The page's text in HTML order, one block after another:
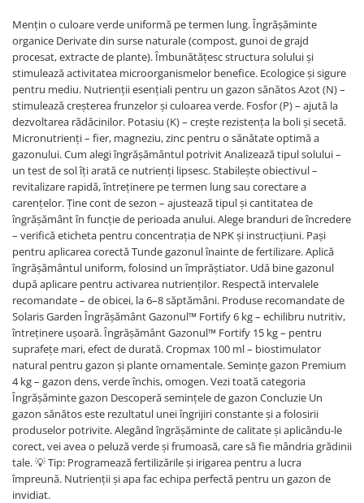
Mențin o culoare verde uniformă pe termen lung. Îngrășăminte
organice Derivate din surse naturale (compost, gunoi de grajd
procesat, extracte de plante). Îmbunătățesc structura solului și
stimulează activitatea microorganismelor benefice. Ecologice și sigure
pentru mediu. Nutrienții esențiali pentru un gazon sănătos Azot (N) –
stimulează creșterea frunzelor și culoarea verde. Fosfor (P) – ajută la
dezvoltarea rădăcinilor. Potasiu (K) – crește rezistența la boli și secetă.
Micronutrienți – fier, magneziu, zinc pentru o sănătate optimă a
gazonului. Cum alegi îngrășământul potrivit Analizează tipul solului –
un test de sol îți arată ce nutrienți lipsesc. Stabilește obiectivul –
revitalizare rapidă, întreținere pe termen lung sau corectare a
carențelor. Ține cont de sezon – ajustează tipul și cantitatea de
îngrășământ în funcție de perioada anului. Alege branduri de încredere
– verifică eticheta pentru concentrația de NPK și instrucțiuni. Pași
pentru aplicarea corectă Tunde gazonul înainte de fertilizare. Aplică
îngrășământul uniform, folosind un împrăștiator. Udă bine gazonul
după aplicare pentru activarea nutrienților. Respectă intervalele
recomandate – de obicei, la 6–8 săptămâni. Produse recomandate de
Solaris Garden Îngrășământ Gazonul™ Fortify 6 kg – echilibru nutritiv,
întreținere ușoară. Îngrășământ Gazonul™ Fortify 15 kg – pentru
suprafețe mari, efect de durată. Cropmax 100 ml – biostimulator
natural pentru gazon și plante ornamentale. Semințe gazon Premium
4 kg – gazon dens, verde închis, omogen. Vezi toată categoria
Îngrășăminte gazon Descoperă semințele de gazon Concluzie Un
gazon sănătos este rezultatul unei îngrijiri constante și a folosirii
produselor potrivite. Alegând îngrășăminte de calitate și aplicându-le
corect, vei avea o peluză verde și frumoasă, care să fie mândria grădinii
tale. 💡 Tip: Programează fertilizările și irigarea pentru a lucra
împreună. Nutrienții și apa fac echipa perfectă pentru un gazon de
invidiat.